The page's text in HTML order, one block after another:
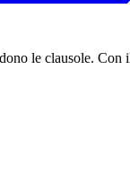
le clausole. Con